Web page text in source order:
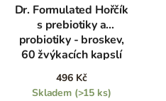
Dr. Formulated Hořčík
s prebiotiky a
probiotiky - broskev,
60 žvýkacích kapslí
496 Kč
Skladem (>15 ks)